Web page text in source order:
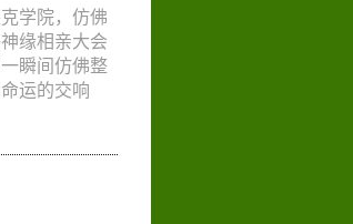
学院，仿佛
缘相亲大会
瞬间仿佛整
运的交响